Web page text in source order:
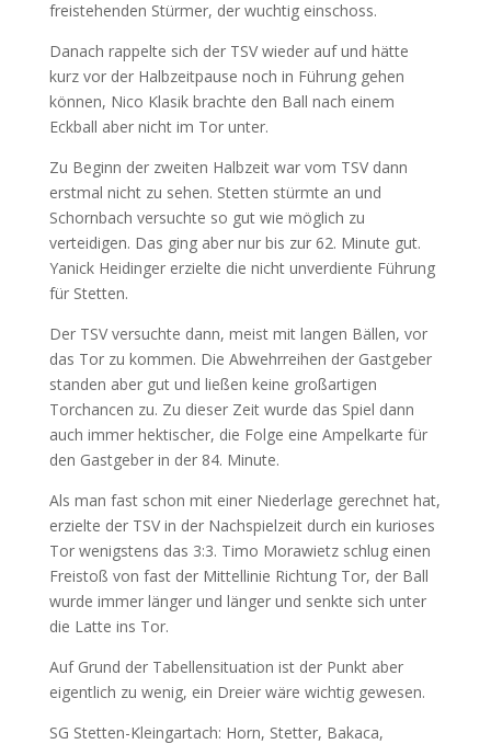
freistehenden Stürmer, der wuchtig einschoss.
Danach rappelte sich der TSV wieder auf und hätte
kurz vor der Halbzeitpause noch in Führung gehen
können, Nico Klasik brachte den Ball nach einem
Eckball aber nicht im Tor unter.
Zu Beginn der zweiten Halbzeit war vom TSV dann
erstmal nicht zu sehen. Stetten stürmte an und
Schornbach versuchte so gut wie möglich zu
verteidigen. Das ging aber nur bis zur 62. Minute gut.
Yanick Heidinger erzielte die nicht unverdiente Führung
für Stetten.
Der TSV versuchte dann, meist mit langen Bällen, vor
das Tor zu kommen. Die Abwehrreihen der Gastgeber
standen aber gut und ließen keine großartigen
Torchancen zu. Zu dieser Zeit wurde das Spiel dann
auch immer hektischer, die Folge eine Ampelkarte für
den Gastgeber in der 84. Minute.
Als man fast schon mit einer Niederlage gerechnet hat,
erzielte der TSV in der Nachspielzeit durch ein kurioses
Tor wenigstens das 3:3. Timo Morawietz schlug einen
Freistoß von fast der Mittellinie Richtung Tor, der Ball
wurde immer länger und länger und senkte sich unter
die Latte ins Tor.
Auf Grund der Tabellensituation ist der Punkt aber
eigentlich zu wenig, ein Dreier wäre wichtig gewesen.
SG Stetten-Kleingartach: Horn, Stetter, Bakaca,